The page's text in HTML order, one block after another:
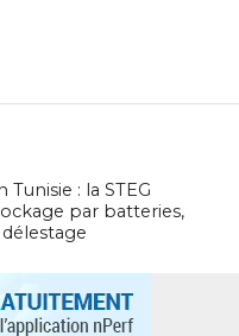
: la STEG
par batteries,